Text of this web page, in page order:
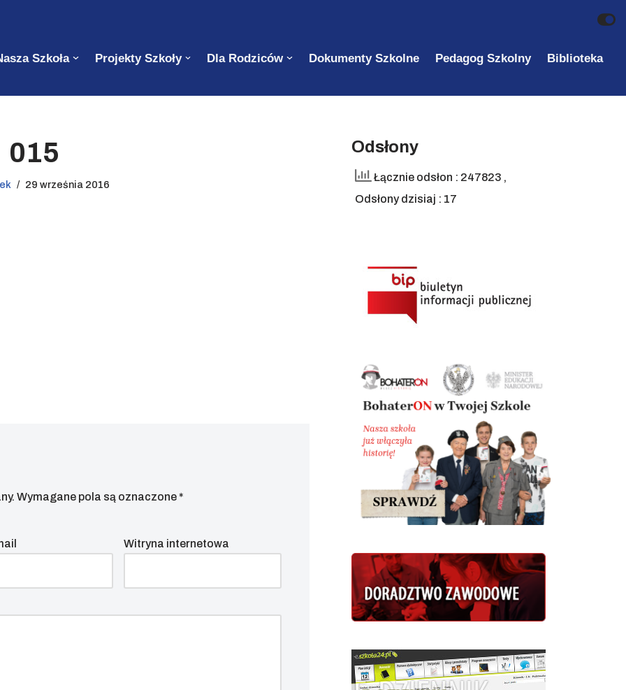
Szkoła Projekty Szkoły Dla Rodziców Dokumenty Szkolne Pedagog Szkolny
Biblioteka
015
29 września 2016
Wymagane pola są oznaczone*
Witryna internetowa
Odsłony
Łącznie odsłon : 247823 ,
Odsłony dzisiaj : 17